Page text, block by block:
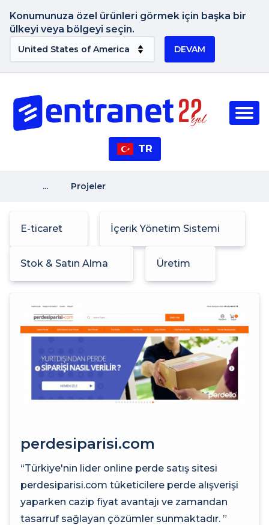
Konumunuza özel ürünleri görmek için başka bir
ülkeyi veya bölgeyi seçin.
DEVAM
TR
... Projeler
E-ticaret İçerik Yönetim Sistemi
Stok & Satın Alma Üretim
perdesiparisi.com
“Türkiye'nin lider online perde satış sitesi
perdesiparisi.com tüketicilere perde alışverişi
yaparken cazip fiyat avantajı ve zamandan
tasarruf sağlayan çözümler sunmaktadır. ”